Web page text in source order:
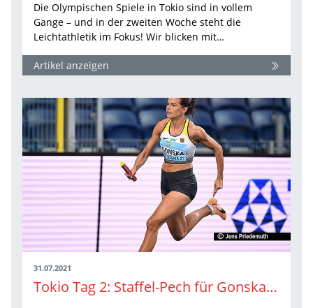
Die Olympischen Spiele in Tokio sind in vollem
Gange – und in der zweiten Woche steht die
Leichtathletik im Fokus! Wir blicken mit…
Artikel anzeigen
31.07.2021
Tokio Tag 2: Staffel-Pech für Gonska, Finaleinzug für Heinle